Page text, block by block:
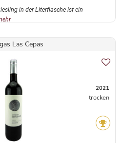
in der Literflasche ist ein
Las Cepas
2021
trocken